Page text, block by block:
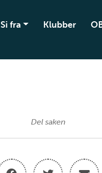
Si fra Klubber
Del saken